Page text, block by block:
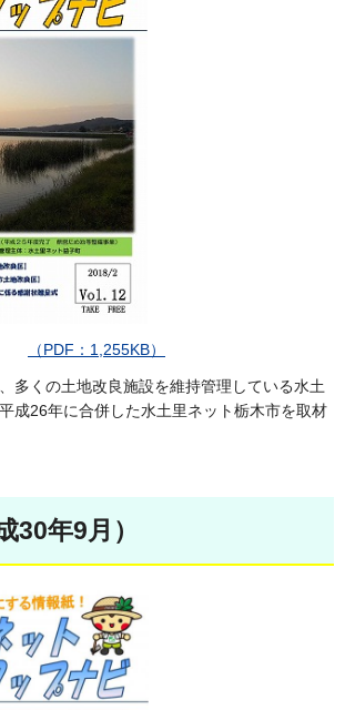
（PDF：1,255KB）
多くの土地改良施設を維持管理している水土
成26年に合併した水土里ネット栃木市を取材
30年9月）